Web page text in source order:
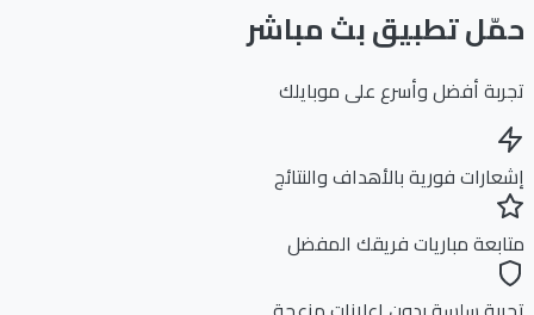
تطبيق بث مباشر
أفضل وأسرع على موبايلك
فورية بالأهداف والنتائج
مباريات فريقك المفضل